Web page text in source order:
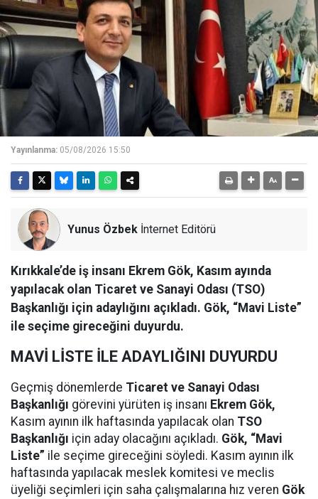
Yayınlanma: 05/08/2026 15:50
Yunus Özbek İnternet Editörü
Kırıkkale’de iş insanı Ekrem Gök, Kasım ayında
yapılacak olan Ticaret ve Sanayi Odası (TSO)
Başkanlığı için adaylığını açıkladı. Gök, “Mavi Liste”
ile seçime gireceğini duyurdu.
MAVİ LİSTE İLE ADAYLIĞINI DUYURDU
Geçmiş dönemlerde Ticaret ve Sanayi Odası
Başkanlığı görevini yürüten iş insanı Ekrem Gök,
Kasım ayının ilk haftasında yapılacak olan TSO
Başkanlığı için aday olacağını açıkladı. Gök, “Mavi
Liste” ile seçime gireceğini söyledi. Kasım ayının ilk
haftasında yapılacak meslek komitesi ve meclis
üyeliği seçimleri için saha çalışmalarına hız veren Gök